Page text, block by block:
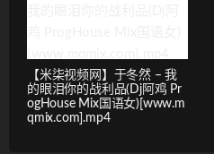
【米柒视频网】于冬然 – 我
的眼泪你的战利品(Dj阿鸡 Pr
ogHouse Mix国语女)[www.m
qmix.com].mp4